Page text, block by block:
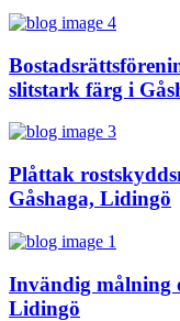
slitstark färg i
Plåttak
Gåshaga, Lidingö
Invändig målning
Lidingö